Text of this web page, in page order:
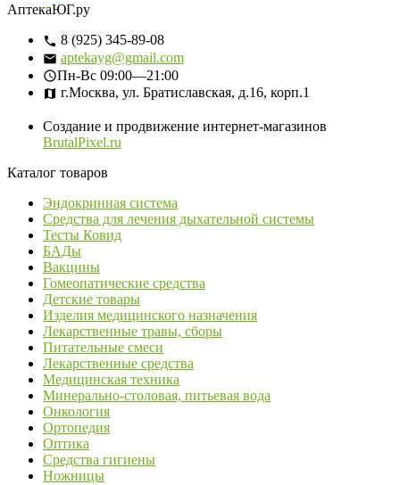
АптекаЮГ.ру
8 (925) 345-89-08
aptekayg@gmail.com
Пн-Вс 09:00—21:00
г.Москва, ул. Братиславская, д.16, корп.1
Создание и продвижение интернет-магазинов
BrutalPixel.ru
Каталог товаров
Эндокринная система
Средства для лечения дыхательной системы
Тесты Ковид
БАДы
Вакцины
Гомеопатические средства
Детские товары
Изделия медицинского назначения
Лекарственные травы, сборы
Питательные смеси
Лекарственные средства
Медицинская техника
Минерально-столовая, питьевая вода
Онкология
Ортопедия
Оптика
Средства гигиены
Ножницы